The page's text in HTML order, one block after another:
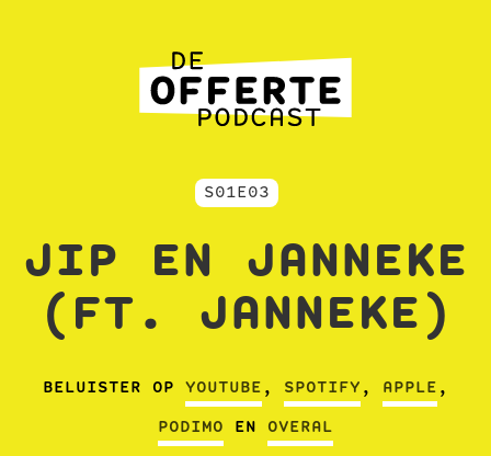
S01E03
JIP EN JANNEKE
(FT. JANNEKE)
BELUISTER OP YOUTUBE , SPOTIFY , APPLE ,
PODIMO EN OVERAL